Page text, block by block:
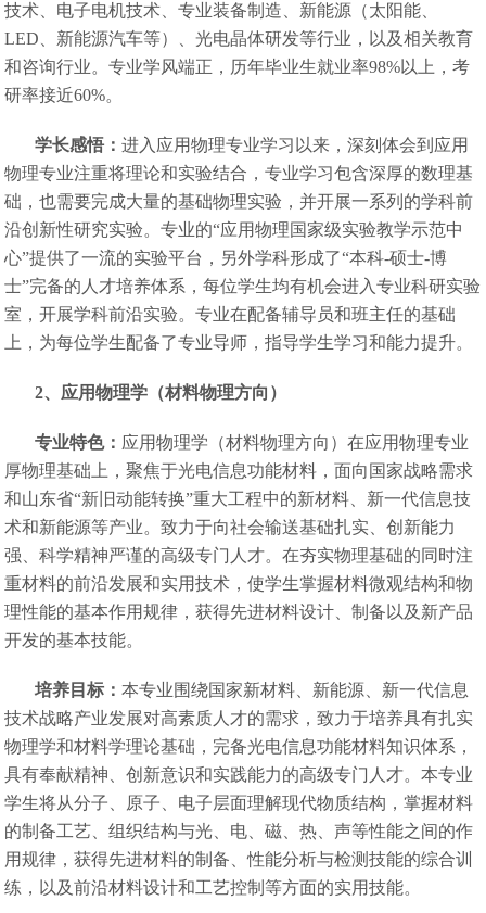
技术、电子电机技术、专业装备制造、新能源（太阳能、
LED、新能源汽车等）、光电晶体研发等行业，以及相关教育
和咨询行业。专业学风端正，历年毕业生就业率98%以上，考
研率接近60%。
学长感悟：进入应用物理专业学习以来，深刻体会到应用
物理专业注重将理论和实验结合，专业学习包含深厚的数理基
础，也需要完成大量的基础物理实验，并开展一系列的学科前
沿创新性研究实验。专业的“应用物理国家级实验教学示范中
心”提供了一流的实验平台，另外学科形成了“本科-硕士-博
士”完备的人才培养体系，每位学生均有机会进入专业科研实验
室，开展学科前沿实验。专业在配备辅导员和班主任的基础
上，为每位学生配备了专业导师，指导学生学习和能力提升。
2、应用物理学（材料物理方向）
专业特色： 应用物理学（材料物理方向）在应用物理专业
厚物理基础上，聚焦于光电信息功能材料，面向国家战略需求
和山东省“新旧动能转换”重大工程中的新材料、新一代信息技
术和新能源等产业。致力于向社会输送基础扎实、创新能力
强、科学精神严谨的高级专门人才。在夯实物理基础的同时注
重材料的前沿发展和实用技术，使学生掌握材料微观结构和物
理性能的基本作用规律，获得先进材料设计、制备以及新产品
开发的基本技能。
培养目标：本专业围绕国家新材料、新能源、新一代信息
技术战略产业发展对高素质人才的需求，致力于培养具有扎实
物理学和材料学理论基础，完备光电信息功能材料知识体系，
具有奉献精神、创新意识和实践能力的高级专门人才。本专业
学生将从分子、原子、电子层面理解现代物质结构，掌握材料
的制备工艺、组织结构与光、电、磁、热、声等性能之间的作
用规律，获得先进材料的制备、性能分析与检测技能的综合训
练，以及前沿材料设计和工艺控制等方面的实用技能。